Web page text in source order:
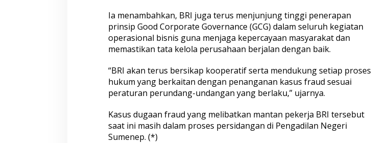
Ia menambahkan, BRI juga terus menjunjung tinggi penerapan
prinsip Good Corporate Governance (GCG) dalam seluruh kegiatan
operasional bisnis guna menjaga kepercayaan masyarakat dan
memastikan tata kelola perusahaan berjalan dengan baik.
“BRI akan terus bersikap kooperatif serta mendukung setiap proses
hukum yang berkaitan dengan penanganan kasus fraud sesuai
peraturan perundang-undangan yang berlaku,” ujarnya.
Kasus dugaan fraud yang melibatkan mantan pekerja BRI tersebut
saat ini masih dalam proses persidangan di Pengadilan Negeri
Sumenep. (*)